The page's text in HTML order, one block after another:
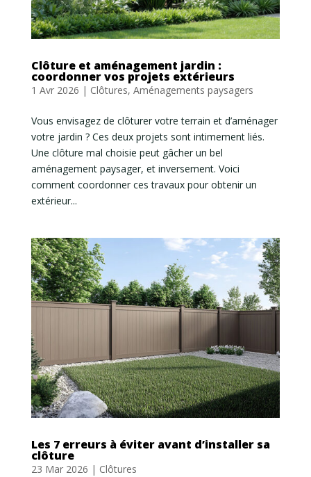
Clôture et aménagement jardin :
coordonner vos projets extérieurs
1 Avr 2026 | Clôtures, Aménagements paysagers
Vous envisagez de clôturer votre terrain et d’aménager
votre jardin ? Ces deux projets sont intimement liés.
Une clôture mal choisie peut gâcher un bel
aménagement paysager, et inversement. Voici
comment coordonner ces travaux pour obtenir un
extérieur...
Les 7 erreurs à éviter avant d’installer sa
clôture
23 Mar 2026 | Clôtures